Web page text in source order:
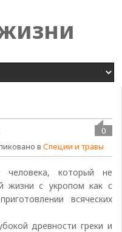
0
в Специи и травы
человека, который не
жизни с укропом как с
всяческих
древности греки и